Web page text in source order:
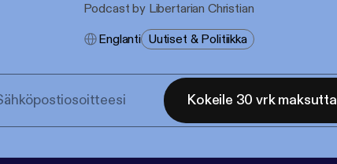
Podcast by Libertarian Christian
Englanti Uutiset & Politiikka
Kokeile 30 vrk maksutta